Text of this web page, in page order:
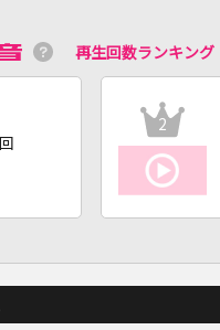
再生回数ランキング
回
2